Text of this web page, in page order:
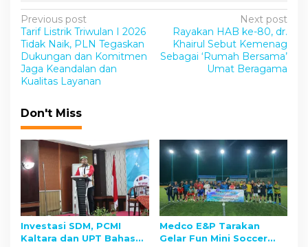
P
o
s
t
a
v
i
g
t
i
Previous post
Tarif Listrik Triwulan I 2026
Tidak Naik, PLN Tegaskan
Dukungan dan Komitmen
Jaga Keandalan dan
Kualitas Layanan
Next post
Rayakan HAB ke-80, dr.
Khairul Sebut Kemenag
Sebagai ‘Rumah Bersama’
Umat Beragama
Don't Miss
Investasi SDM, PCMI
Kaltara dan UPT Bahasa
Medco E&P Tarakan
Gelar Fun Mini Soccer